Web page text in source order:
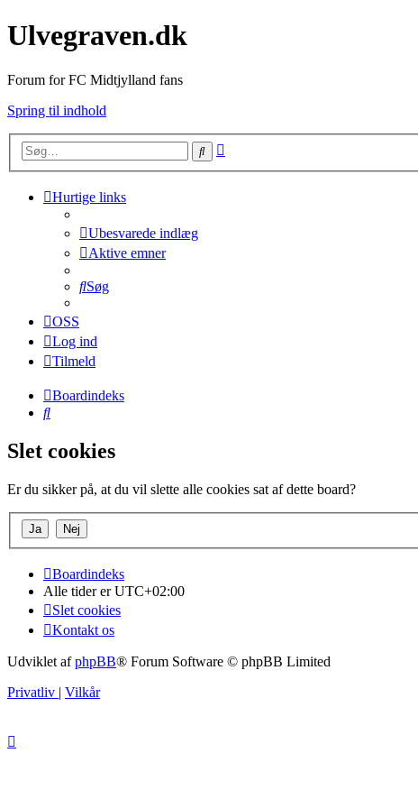
Ulvegraven.dk
Forum for FC Midtjylland fans
Spring til indhold
Søg
Hurtige links
Ubesvarede indlæg
Aktive emner
Søg
OSS
Log ind
Tilmeld
Boardindeks
Søg
Slet cookies
Er du sikker på, at du vil slette alle cookies sat af dette board?
Boardindeks
Alle tider erUTC+02:00
Slet cookies
Kontakt os
Udviklet afphpBB® Forum Software © phpBB Limited
Privatliv | Vilkår